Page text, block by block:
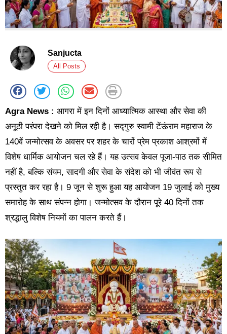
Sanjucta
All Posts
Agra News : आगरा में इन दिनों आध्यात्मिक आस्था और सेवा की
अनूठी परंपरा देखने को मिल रही है। सद्गुरु स्वामी टेंऊंराम महाराज के
140वें जन्मोत्सव के अवसर पर शहर के चारों प्रेम प्रकाश आश्रमों में
विशेष धार्मिक आयोजन चल रहे हैं। यह उत्सव केवल पूजा-पाठ तक सीमित
नहीं है, बल्कि संयम, सादगी और सेवा के संदेश को भी जीवंत रूप से
प्रस्तुत कर रहा है। 9 जून से शुरू हुआ यह आयोजन 19 जुलाई को मुख्य
समारोह के साथ संपन्न होगा। जन्मोत्सव के दौरान पूरे 40 दिनों तक
श्रद्धालु विशेष नियमों का पालन करते हैं।